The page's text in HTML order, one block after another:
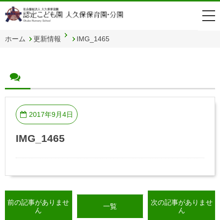
ホーム 更新情報 IMG_1465
2017年9月4日
IMG_1465
前の記事がありませ
ん
一覧
次の記事がありませ
ん